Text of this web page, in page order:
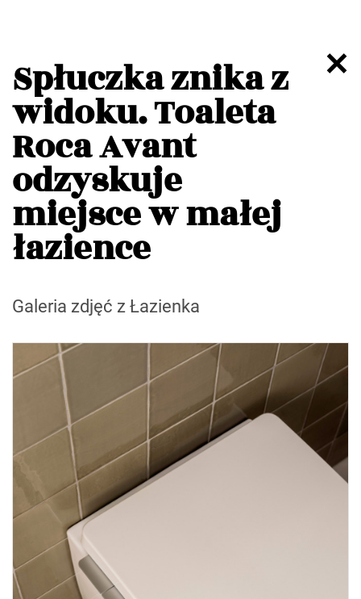
Spłuczka znika z
widoku. Toaleta
Roca Avant
odzyskuje
miejsce w małej
łazience
Galeria zdjęć z Łazienka